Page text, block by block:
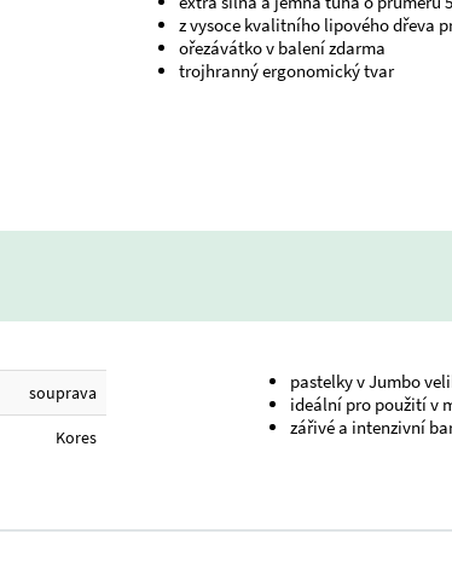
z vysoce kvalitního lipového dřeva
ořezávátko v balení zdarma
trojhranný ergonomický tvar
souprava
Kores
pastelky v Jumbo
ideální pro použití v
zářivé a intenzivní